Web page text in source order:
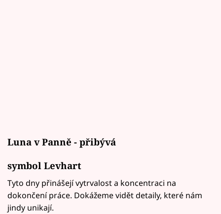
Luna v Panně - přibývá
symbol Levhart
Tyto dny přinášejí vytrvalost a koncentraci na
dokončení práce. Dokážeme vidět detaily, které nám
jindy unikají.